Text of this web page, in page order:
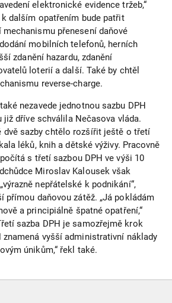
elektronické evidence tržeb,“
dalším opatřením bude patřit
přenesení daňové
mobilních telefonů, herních
zdanění hazardu, zdanění
loterií a další. Také by chtěl
reverse-charge.
nezavede jednotnou sazbu DPH
již dříve schválila Nečasova vláda.
dvě sazby chtělo rozšířit ještě o třetí
léků, knih a dětské výživy. Pracovně
s třetí sazbou DPH ve výši 10
Miroslav Kalousek však
nepřátelské k podnikání“,
přímou daňovou zátěž. „Já pokládám
a principiálně špatné opatření,“
sazba DPH je samozřejmě krok
znamená vyšší administrativní náklady
únikům,“ řekl také.